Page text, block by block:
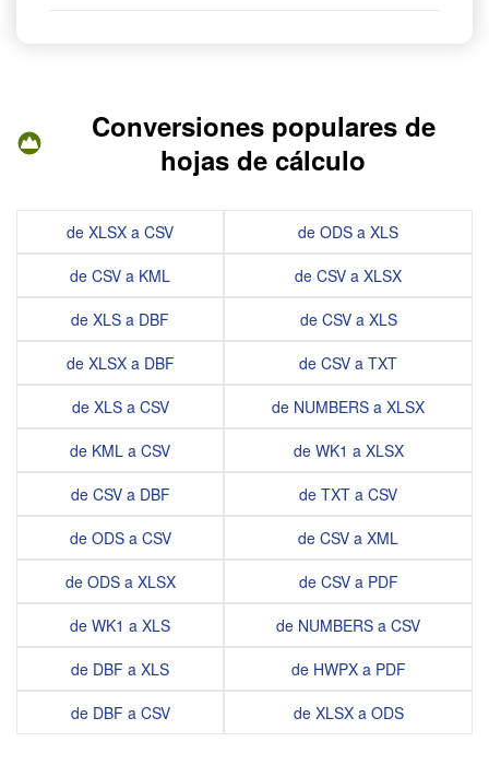
Conversiones populares de
hojas de cálculo
de XLSX a CSV
de CSV a KML
de XLS a DBF
de XLSX a DBF
de XLS a CSV
de KML a CSV
de CSV a DBF
de ODS a CSV
de ODS a XLSX
de WK1 a XLS
de DBF a XLS
de DBF a CSV
de ODS a XLS
de CSV a XLSX
de CSV a XLS
de CSV a TXT
de NUMBERS a XLSX
de WK1 a XLSX
de TXT a CSV
de CSV a XML
de CSV a PDF
de NUMBERS a CSV
de HWPX a PDF
de XLSX a ODS